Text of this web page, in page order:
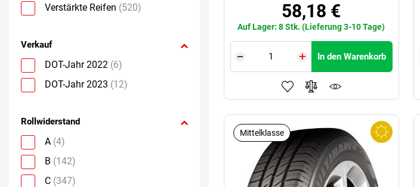
Verstärkte Reifen (520)
Verkauf
DOT-Jahr 2022 (6)
DOT-Jahr 2023 (12)
Rollwiderstand
A (4)
B (142)
C (347)
58,18 €
Auf Lager: 8 Stk. (Lieferung 3-10 Tage)
In den Warenkorb
Mittelklasse